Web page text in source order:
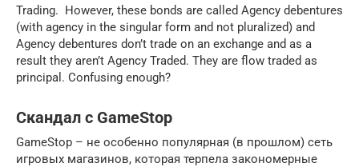
Trading. However, these bonds are called Agency debentures
(with agency in the singular form and not pluralized) and
Agency debentures don’t trade on an exchange and as a
result they aren’t Agency Traded. They are flow traded as
principal. Confusing enough?
Скандал с GameStop
GameStop – не особенно популярная (в прошлом) сеть
игровых магазинов, которая терпела закономерные